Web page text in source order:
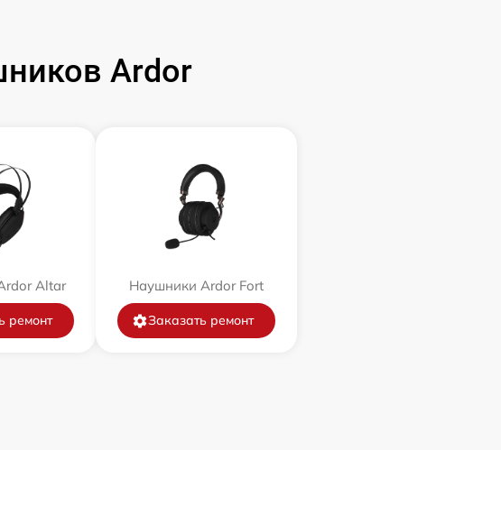
Ardor
Аltar
ремонт
Наушники Ardor Fort
Заказать ремонт